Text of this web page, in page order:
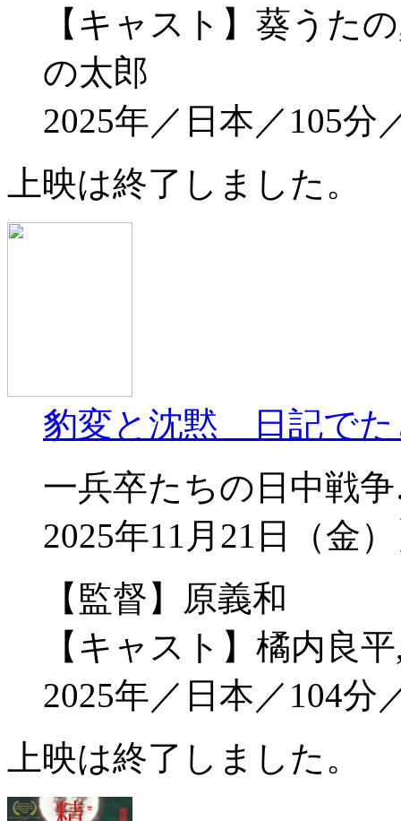
【キャスト】葵うた
の太郎
2025年／日本／105分
上映は終了しました。
豹変と沈黙 日記でた
一兵卒たちの日中戦
2025年11月21日（金
【監督】原義和
【キャスト】橘内良
2025年／日本／104分
上映は終了しました。